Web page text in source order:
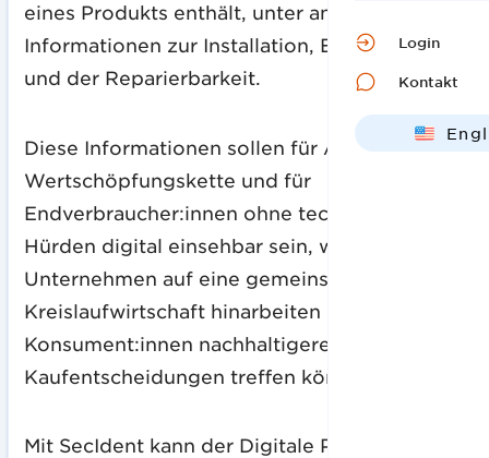
Login
Kontakt
eines Produkts enthält, unter anderem
Informationen zur Installation, Entsorgung
und der Reparierbarkeit.
Diese Informationen sollen für Akteure der
Wertschöpfungskette und für
Endverbraucher:innen ohne technische
Hürden digital einsehbar sein, wodurch
Unternehmen auf eine gemeinsame
Kreislaufwirtschaft hinarbeiten und
Konsument:innen nachhaltigere
Kaufentscheidungen treffen können.
Mit SecIdent kann der Digitale Produktpass